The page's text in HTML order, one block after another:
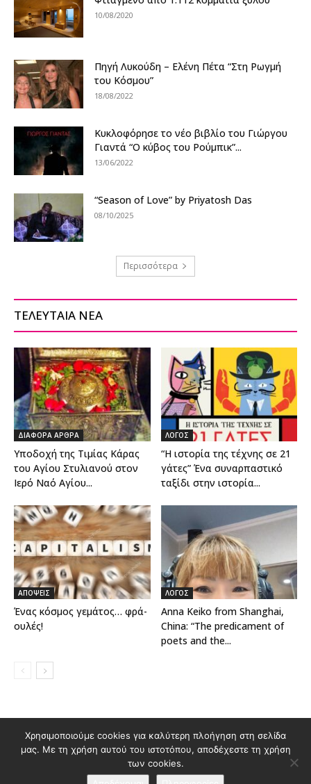
10/08/2020
Πηγή Λυκούδη – Ελένη Πέτα “Στη Ρωγμή
του Κόσμου”
18/08/2022
Κυκλοφόρησε το νέο βιβλίο του Γιώργου
Γιαντά “Ο κύβος του Ρούμπικ”...
13/06/2022
“Season of Love” by Priyatosh Das
08/10/2025
Περισσότερα
ΤΕΛΕΥΤΑΙΑ ΝΕΑ
ΔΙΑΦΟΡΑ ΑΡΘΡΑ
Υποδοχή της Τιμίας Κάρας
του Αγίου Στυλιανού στον
Ιερό Ναό Αγίου...
ΛΟΓΟΣ
“Η ιστορία της τέχνης σε 21
γάτες” Ένα συναρπαστικό
ταξίδι στην ιστορία...
ΑΠΟΨΕΙΣ
Ένας κόσμος γεμάτος… φρά-
ουλές!
ΛΟΓΟΣ
Anna Keiko from Shanghai,
China: “The predicament of
poets and the...
Διαφημιστείτε στο Polis Magazino
Όροι χρήσης & Πολιτική Προστασίας Προσωπικών Δεδομένων
Επικοινωνία
Χρησιμοποιούμε cookies για καλύτερη πλοήγηση στη σελίδα
μας. Με τη χρήση αυτού του ιστοτόπου, αποδέχεστε τη χρήση
των cookies.